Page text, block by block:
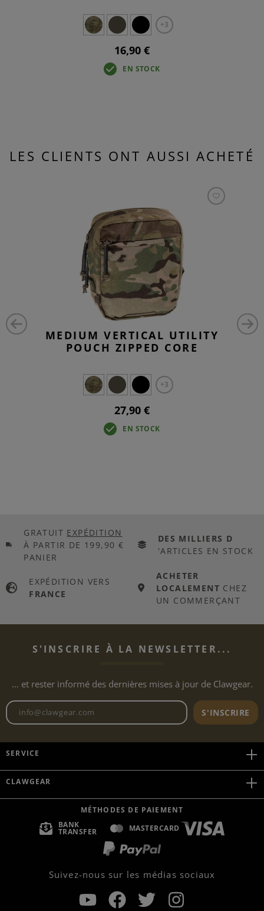
+3
16,90 €
EN STOCK
LES CLIENTS ONT AUSSI ACHETÉ
MEDIUM VERTICAL UTILITY
POUCH ZIPPED CORE
+3
27,90 €
EN STOCK
GRATUIT EXPÉDITION
À PARTIR DE 199,90 €
PANIER
DES MILLIERS D
'ARTICLES EN STOCK
EXPÉDITION VERS
FRANCE
ACHETER
LOCALEMENT CHEZ
UN COMMERÇANT
S'INSCRIRE À LA NEWSLETTER...
... et rester informé des dernières mises à jour de Clawgear.
Adresse e-mail de laS'INSCRIRE
SERVICE
CLAWGEAR
MÉTHODES DE PAIEMENT
BANK
TRANSFER MASTERCARD
Suivez-nous sur les médias sociaux